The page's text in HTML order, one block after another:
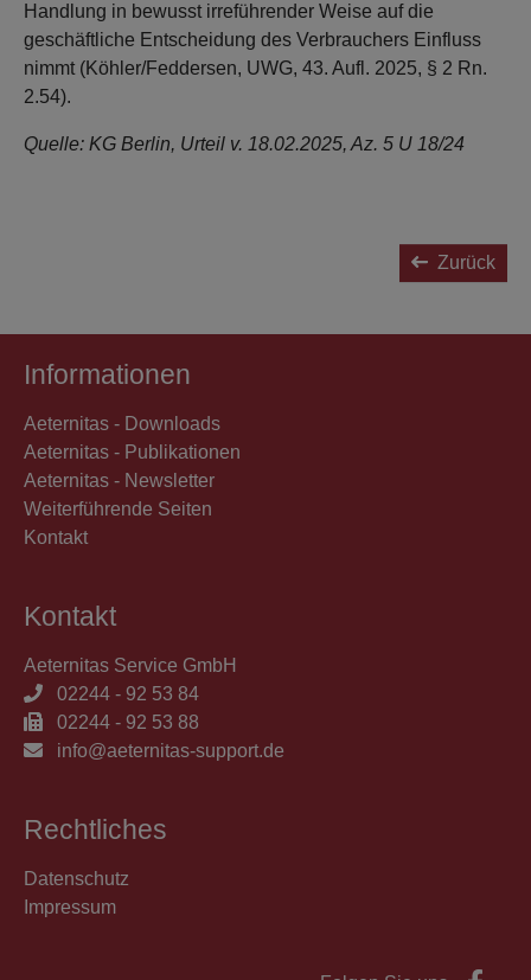
Handlung in bewusst irreführender Weise auf die
geschäftliche Entscheidung des Verbrauchers Einfluss
nimmt (Köhler/Feddersen, UWG, 43. Aufl. 2025, § 2 Rn.
2.54).
Quelle: KG Berlin, Urteil v. 18.02.2025, Az. 5 U 18/24
Zurück
Informationen
Aeternitas - Downloads
Aeternitas - Publikationen
Aeternitas - Newsletter
Weiterführende Seiten
Kontakt
Kontakt
Aeternitas Service GmbH
02244 - 92 53 84
02244 - 92 53 88
info@aeternitas-support.de
Rechtliches
Datenschutz
Impressum